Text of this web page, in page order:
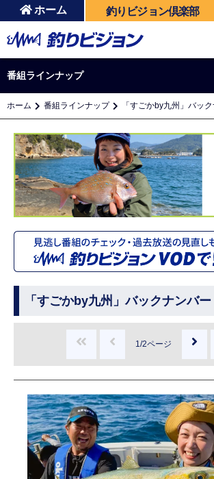
ホーム 釣りビジョン倶楽部
番組ラインナップ
ホーム 番組ラインナップ 「すごかby九州」バッ
「すごかby九州」バックナンバー
1/2ページ